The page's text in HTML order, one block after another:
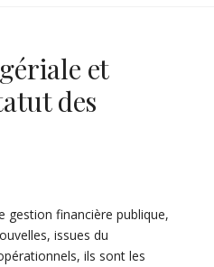
et
des
gestion financière publique,
issues du
ils sont les